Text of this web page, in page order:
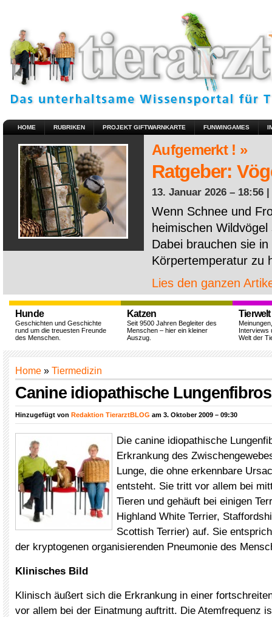
HOME RUBRIKEN PROJEKT GIFTWARNKARTE FUNWINGAMES
Aufgemerkt ! »
Ratgeber:
13. Januar 2026 – 18:56 |
Wenn Schnee und
heimischen
Dabei brauchen sie
Körpertemperatur zu
Lies den ganzen
Hunde
Geschichten und Geschichte
rund um die treuesten Freunde
des Menschen.
Katzen
Seit 9500 Jahren Begleiter des
Menschen – hier ein kleiner
Auszug.
Tierwelt
Interviews
Welt der
Home » Tiermedizin
Canine idiopathische
Hinzugefügt von Redaktion TierarztBLOG am 3. Oktober 2009 – 09:30
Die canine idiopathische
Erkrankung des
Lunge, die ohne erkennbare
entsteht. Sie tritt vor allem bei
Tieren und gehäuft bei einigen
Highland White Terrier,
Scottish Terrier) auf. Sie
der kryptogenen organisierenden Pneumonie des
Klinisches Bild
Klinisch äußert sich die Erkrankung in einer
vor allem bei der Einatmung auftritt. Die Atemfrequenz